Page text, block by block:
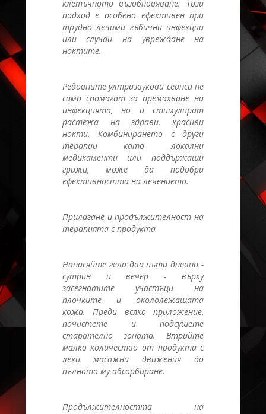
клетъчното възобновяване. Този
подход е особено ефективен при
трудно лечими гъбични инфекции
или случаи на увреждане на
ноктите.
Редовните ултразвукови сеанси не
само спомагат за премахване на
инфекцията, но и стимулират
растежа на здрави, красиви
нокти. Комбинирането с други
терапии като локални
медикаменти или поддържащи
грижи, може да подобри
ефективността на лечението.
Прилагане и продължителност на
терапията с продукта
Нанасяйте гела два пъти дневно -
сутрин и вечер - върху
засегнатите участъци на
плочките и окололежащата
кожа. Преди всяко приложение,
почистете и подсушете
старателно зоната. Втрийте
малко количество от продукта с
леки масажни движения до
пълното му абсорбиране.
Продължителността на